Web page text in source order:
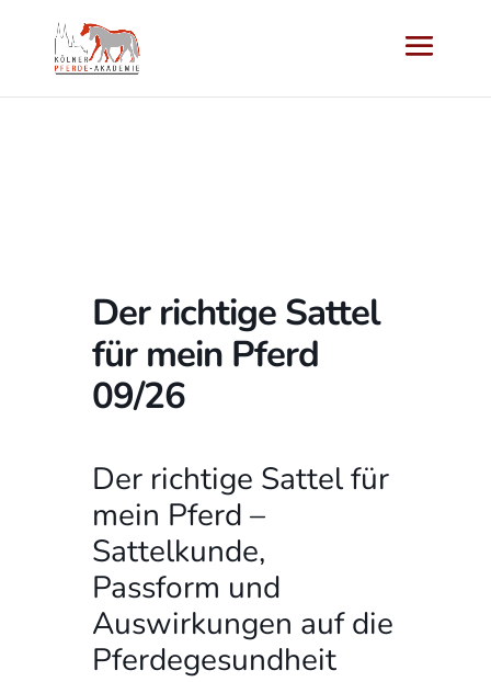
Der richtige Sattel
für mein Pferd
09/26
Der richtige Sattel für
mein Pferd –
Sattelkunde,
Passform und
Auswirkungen auf die
Pferdegesundheit